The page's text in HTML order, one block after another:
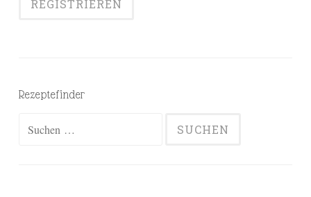
Rezeptefinder